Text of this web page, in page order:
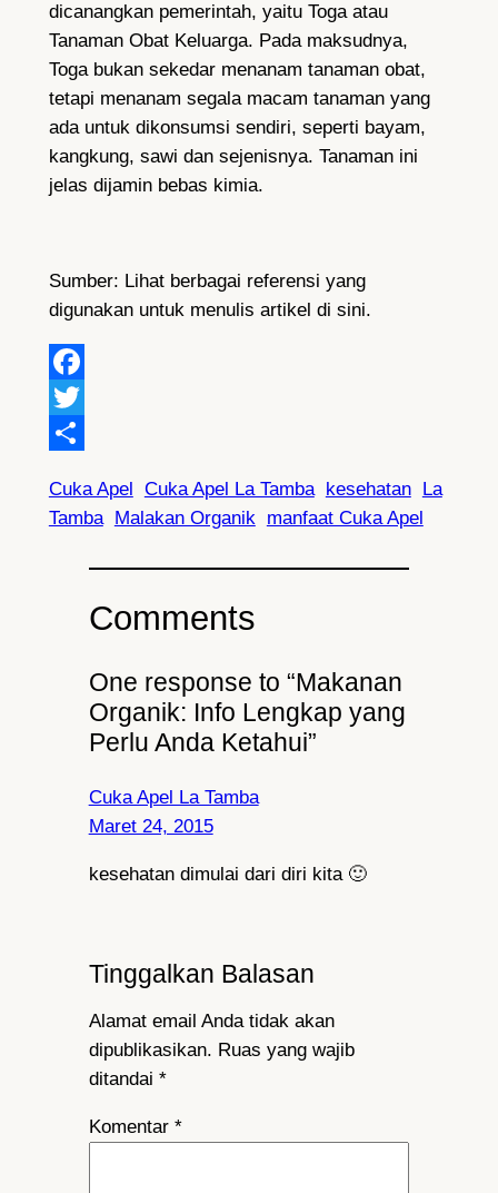
dicanangkan pemerintah, yaitu Toga atau
Tanaman Obat Keluarga. Pada maksudnya,
Toga bukan sekedar menanam tanaman obat,
tetapi menanam segala macam tanaman yang
ada untuk dikonsumsi sendiri, seperti bayam,
kangkung, sawi dan sejenisnya. Tanaman ini
jelas dijamin bebas kimia.
Sumber: Lihat berbagai referensi yang
digunakan untuk menulis artikel di sini.
Facebook
Twitter
Cuka Apel Cuka Apel La Tamba kesehatan La
Tamba Malakan Organik manfaat Cuka Apel
Comments
One response to “Makanan
Organik: Info Lengkap yang
Perlu Anda Ketahui”
Cuka Apel La Tamba
Maret 24, 2015
kesehatan dimulai dari diri kita 🙂
Tinggalkan Balasan
Alamat email Anda tidak akan
dipublikasikan. Ruas yang wajib
ditandai *
Komentar *